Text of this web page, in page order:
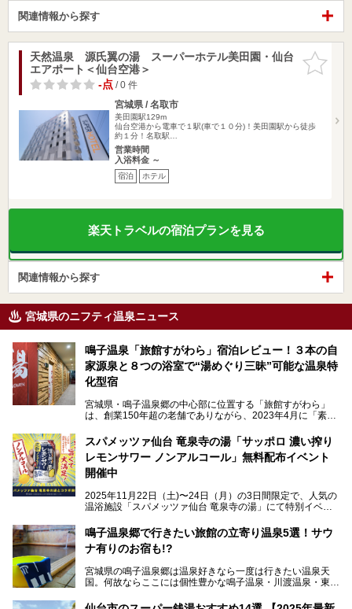
関連情報から探す
お気に入
りに追加
天然温泉 源氏翼の湯 スーパーホテル美田園・仙台
エアポート＜仙台空港＞
-点/ 0 件
宮城県 / 名取市
美田園駅129m
仙台空港から電車で１駅(車で１０分)！美田園駅から徒歩
約１分！名取駅…
営業時間
入浴料金 ～
宿泊 ホテル
楽天トラベルの宿泊プランを見る
関連情報から探す
宮城県のニフティ温泉ニュース
鳴子温泉「旅館すがわら」宿泊レビュー！３本の自
家源泉と８つの浴室で“湯めぐり三昧”可能な温泉特
化型宿
宮城県・鳴子温泉郷の中心部に位置する「旅館すがわら」
は、創業150年超の老舗でありながら、2023年4月に「素泊
を利用したサウナも新設され、温泉ファン・サウナ―双方に
注目のスポットです。
特筆すべきは、館内で完結する圧倒的な「湯めぐり」のバリ
エーション。“温泉のデパート”・“東の横綱”と称される鳴子
温泉郷の中でも、3本の異なる自家源泉を使い分けるその実
力は折り紙付き。実際に宿泊した筆者が、“温泉”を中心にそ
の全貌を詳細レビューします！
スパメッツァ仙台 竜泉寺の湯「サッポロ 濃い搾り
レモンサワー ノンアルコール」無料配布イベント
開催中
2025年11月22日（土)〜24日（月）の3日間限定で、人気の
温浴施設「スパメッツァ仙台 竜泉寺の湯」にて特別イベン
「サッポロ 濃い搾りレモンサワー ノンアルコール」を無料
配布します。さらにSNS投稿で「サッポロ 濃い搾りグレフ
ルサワー ノンアルコール」もプレゼント。湯上がりにぴっ
鳴子温泉郷で行きたい旅館の立寄り温泉5選！サウ
ナ有りのお宿も!?
宮城県の鳴子温泉郷は温泉好きなら一度は行きたい温泉天
国。何故ならここには個性豊かな鳴子温泉・川渡温泉・東鳴
硫黄泉、塩化物泉、硫酸塩泉、炭酸水素塩泉などと多様な泉